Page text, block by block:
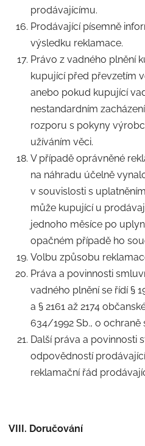
prodávajícímu.
Prodávající písemně
výsledku reklamace.
Právo z vadného plnění
kupující před převzetím
anebo pokud kupující
nestandardním
rozporu s pokyny
užíváním věci.
V případě oprávněné
na náhradu účelně
v souvislosti s
může kupující u
jednoho měsíce po
opačném případě ho
Volbu způsobu
Práva a povinnosti
vadného plnění se řídí §
a § 2161 až 2174
634/1992 Sb., o ochraně
Další práva a povinnosti
odpovědností
reklamační řád
VIII. Doručování